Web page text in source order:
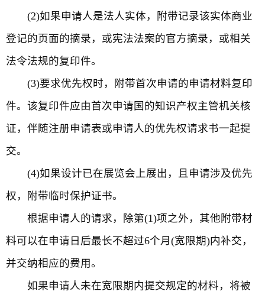
(2)如果申请人是法人实体，附带记录该实体商业
登记的页面的摘录，或宪法法案的官方摘录，或相关
法令法规的复印件。
(3)要求优先权时，附带首次申请的申请材料复印
件。该复印件应由首次申请国的知识产权主管机关核
证，伴随注册申请表或申请人的优先权请求书一起提
交。
(4)如果设计已在展览会上展出，且申请涉及优先
权，附带临时保护证书。
根据申请人的请求，除第(1)项之外，其他附带材
料可以在申请日后最长不超过6个月(宽限期)内补交，
并交纳相应的费用。
如果申请人未在宽限期内提交规定的材料，将被